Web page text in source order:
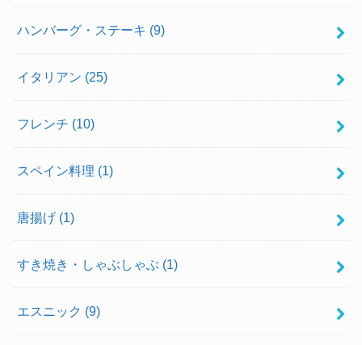
ハンバーグ・ステーキ (9)
イタリアン (25)
フレンチ (10)
スペイン料理 (1)
唐揚げ (1)
すき焼き・しゃぶしゃぶ (1)
エスニック (9)